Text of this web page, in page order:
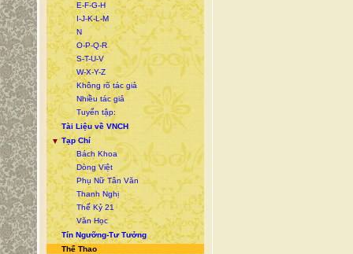
E-F-G-H
I-J-K-L-M
N
O-P-Q-R
S-T-U-V
W-X-Y-Z
Không rõ tác giả
Nhiều tác giả
Tuyển tập:
Tài Liệu về VNCH
▼ Tạp Chí
Bách Khoa
Dòng Việt
Phụ Nữ Tân Văn
Thanh Nghị
Thế Kỷ 21
Văn Học
Tín Ngưỡng-Tư Tưởng
Thể Thao